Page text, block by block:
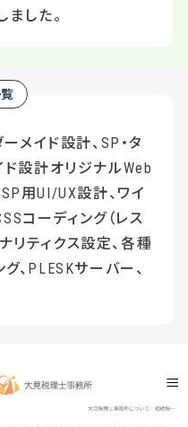
した。
メイド設計、SP・タ
ド設計オリジナルWeb
用UI/UX設計、ワイ
コーディング（レス
リティクス設定、各種
、PLESKサーバー、